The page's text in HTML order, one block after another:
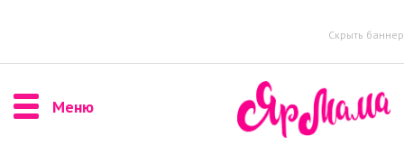
Скрыть баннер
Меню